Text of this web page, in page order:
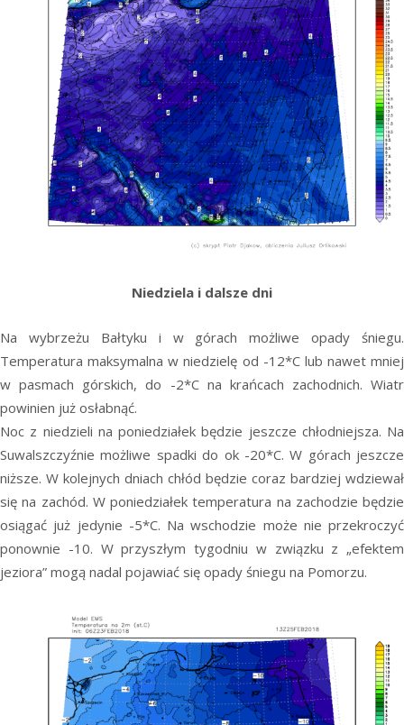
Niedziela i dalsze dni
Na wybrzeżu Bałtyku i w górach możliwe opady śniegu.
Temperatura maksymalna w niedzielę od -12*C lub nawet mniej
w pasmach górskich, do -2*C na krańcach zachodnich. Wiatr
powinien już osłabnąć.
Noc z niedzieli na poniedziałek będzie jeszcze chłodniejsza. Na
Suwalszczyźnie możliwe spadki do ok -20*C. W górach jeszcze
niższe. W kolejnych dniach chłód będzie coraz bardziej wdziewał
się na zachód. W poniedziałek temperatura na zachodzie będzie
osiągać już jedynie -5*C. Na wschodzie może nie przekroczyć
ponownie -10. W przyszłym tygodniu w związku z „efektem
jeziora” mogą nadal pojawiać się opady śniegu na Pomorzu.